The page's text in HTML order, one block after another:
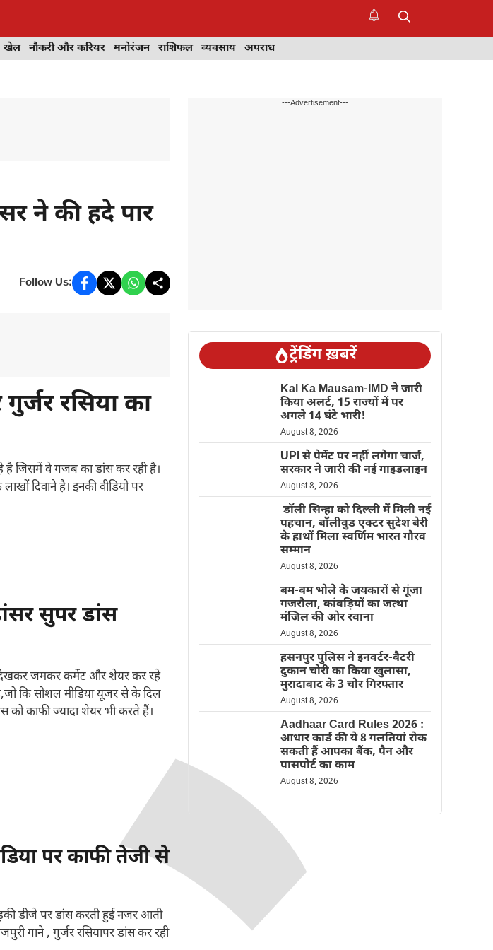
खेल नौकरी और करियर मनोरंजन राशिफल व्यवसाय अपराध
ने की हदे पार
Follow Us:
रसिया का
है जिसमें वे गजब का डांस कर रही है।
दिवाने है। इनकी वीडियो पर
सुपर डांस
देखकर जमकर कमेंट और शेयर कर रहे
है,जो कि सोशल मीडिया यूजर से के दिल
को काफी ज्यादा शेयर भी करते हैं।
पर काफी तेजी से
डीजे पर डांस करती हुई नजर आती
गाने , गुर्जर रसियापर डांस कर रही
---Advertisement---
ट्रेंडिंग ख़बरें
Kal Ka Mausam-IMD ने जारी
किया अलर्ट, 15 राज्यों में पर
अगले 14 घंटे भारी!
August 8, 2026
UPI से पेमेंट पर नहीं लगेगा चार्ज,
सरकार ने जारी की नई गाइडलाइन
August 8, 2026
डॉली सिन्हा को दिल्ली में मिली नई
पहचान, बॉलीवुड एक्टर सुदेश बेरी
के हाथों मिला स्वर्णिम भारत गौरव
सम्मान
August 8, 2026
बम-बम भोले के जयकारों से गूंजा
गजरौला, कांवड़ियों का जत्था
मंजिल की ओर रवाना
August 8, 2026
हसनपुर पुलिस ने इनवर्टर-बैटरी
दुकान चोरी का किया खुलासा,
मुरादाबाद के 3 चोर गिरफ्तार
August 8, 2026
Aadhaar Card Rules 2026 :
आधार कार्ड की ये 8 गलतियां रोक
सकती हैं आपका बैंक, पैन और
पासपोर्ट का काम
August 8, 2026